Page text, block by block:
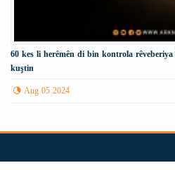
60 kes li herêmên di bin kontrola
kuştin
Aug 05 2024